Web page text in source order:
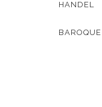
HANDEL
BAROQUE